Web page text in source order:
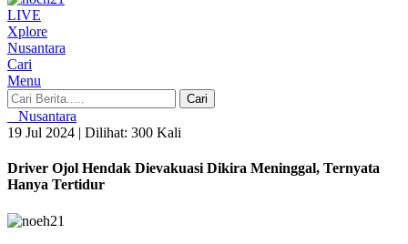
LIVE
Xplore
Nusantara
Cari
Menu
Cari
Nusantara
19 Jul 2024 | Dilihat: 300 Kali
Driver Ojol Hendak Dievakuasi Dikira Meninggal, Ternyata
Hanya Tertidur